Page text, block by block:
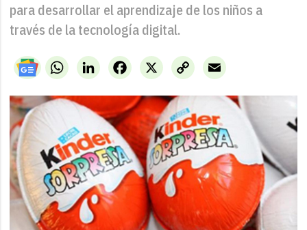
para desarrollar el aprendizaje de los niños a
través de la tecnología digital.
WhatsAppLinkedIn X
Facebook
Copy
Link
Email